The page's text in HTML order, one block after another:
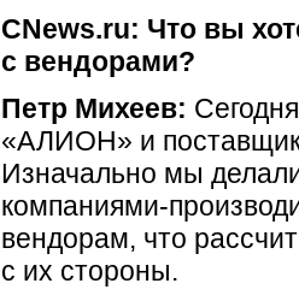
CNews.ru: Что вы
с вендорами?
Петр Михеев:
«АЛИОН» и
Изначально мы
компаниями-
вендорам, что
с их стороны.